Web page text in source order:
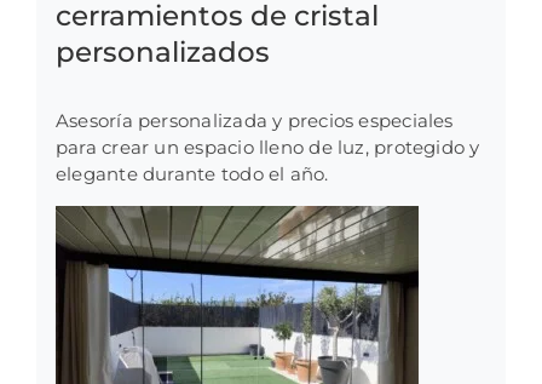
cerramientos de cristal
personalizados
Asesoría personalizada y precios especiales
para crear un espacio lleno de luz, protegido y
elegante durante todo el año.